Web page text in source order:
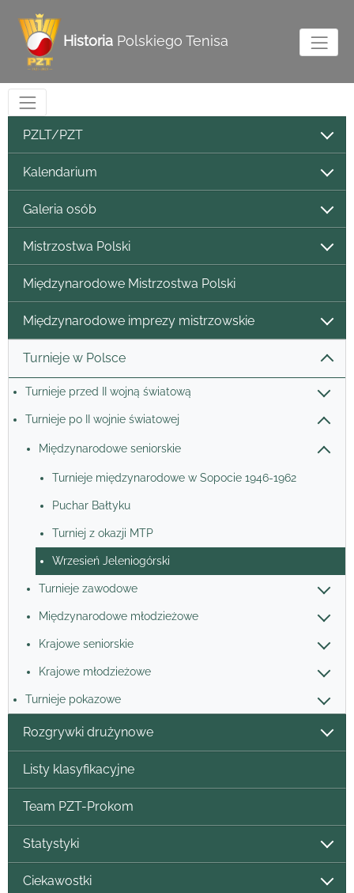
Historia Polskiego Tenisa
PZLT/PZT
Kalendarium
Galeria osób
Mistrzostwa Polski
Międzynarodowe Mistrzostwa Polski
Międzynarodowe imprezy mistrzowskie
Turnieje w Polsce
Turnieje przed II wojną światową
Turnieje po II wojnie światowej
Międzynarodowe seniorskie
Turnieje międzynarodowe w Sopocie 1946-1962
Puchar Bałtyku
Turniej z okazji MTP
Wrzesień Jeleniogórski
Turnieje zawodowe
Międzynarodowe młodzieżowe
Krajowe seniorskie
Krajowe młodzieżowe
Turnieje pokazowe
Rozgrywki drużynowe
Listy klasyfikacyjne
Team PZT-Prokom
Statystyki
Ciekawostki